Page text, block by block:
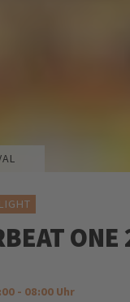
ONE
- 08:00 Uhr